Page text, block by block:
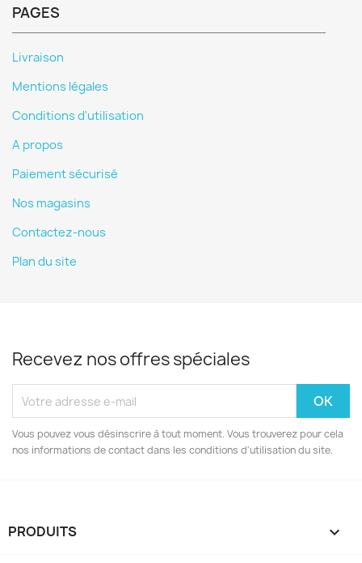
PAGES
Livraison
Mentions légales
Conditions d'utilisation
A propos
Paiement sécurisé
Nos magasins
Contactez-nous
Plan du site
Recevez nos offres spéciales
Vous pouvez vous désinscrire à tout moment. Vous trouverez pour cela
nos informations de contact dans les conditions d'utilisation du site.
PRODUITS 